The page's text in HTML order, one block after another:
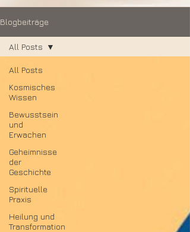
Blogbeiträge
All Posts
Kosmisches
Wissen
Bewusstsein
und
Erwachen
Geheimnisse
der
Geschichte
Spirituelle
Praxis
Heilung und
Transformation
All Posts